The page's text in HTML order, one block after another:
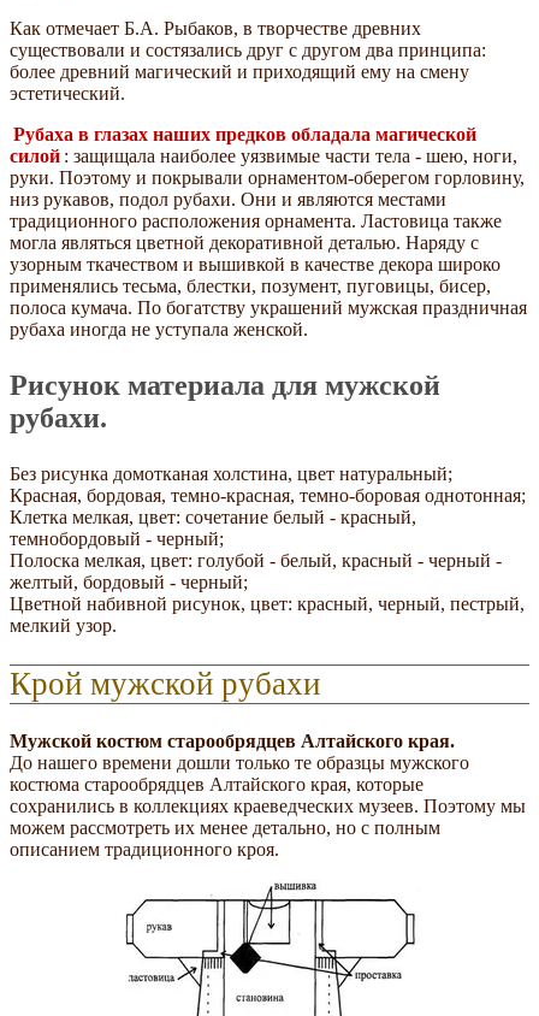
Как отмечает Б.А. Рыбаков, в творчестве древних
существовали и состязались друг с другом два принципа:
более древний магический и приходящий ему на смену
эстетический.
Рубаха в глазах наших предков обладала магической
силой : защищала наиболее уязвимые части тела - шею, ноги,
руки. Поэтому и покрывали орнаментом-оберегом горловину,
низ рукавов, подол рубахи. Они и являются местами
традиционного расположения орнамента. Ластовица также
могла являться цветной декоративной деталью. Наряду с
узорным ткачеством и вышивкой в качестве декора широко
применялись тесьма, блестки, позумент, пуговицы, бисер,
полоса кумача. По богатству украшений мужская праздничная
рубаха иногда не уступала женской.
Рисунок материала для мужской
рубахи.
Без рисунка домотканая холстина, цвет натуральный;
Красная, бордовая, темно-красная, темно-боровая однотонная;
Клетка мелкая, цвет: сочетание белый - красный,
темнобордовый - черный;
Полоска мелкая, цвет: голубой - белый, красный - черный -
желтый, бордовый - черный;
Цветной набивной рисунок, цвет: красный, черный, пестрый,
мелкий узор.
Крой мужской рубахи
Мужской костюм старообрядцев Алтайского края.
До нашего времени дошли только те образцы мужского
костюма старообрядцев Алтайского края, которые
сохранились в коллекциях краеведческих музеев. Поэтому мы
можем рассмотреть их менее детально, но с полным
описанием традиционного кроя.